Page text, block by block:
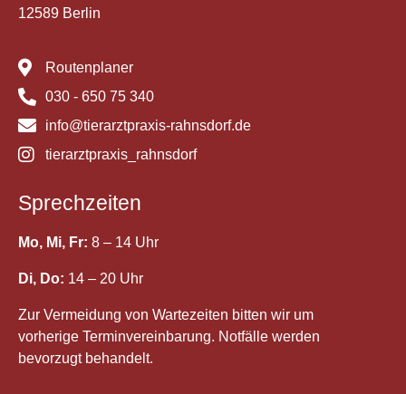
12589 Berlin
Routenplaner
030 - 650 75 340
info@tierarztpraxis-rahnsdorf.de
tierarztpraxis_rahnsdorf
Sprechzeiten
Mo, Mi, Fr: 8 – 14 Uhr
Di, Do: 14 – 20 Uhr
Zur Vermeidung von Wartezeiten bitten wir um
vorherige Terminvereinbarung. Notfälle werden
bevorzugt behandelt.